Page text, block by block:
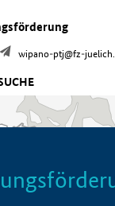
wipano-ptj@fz-